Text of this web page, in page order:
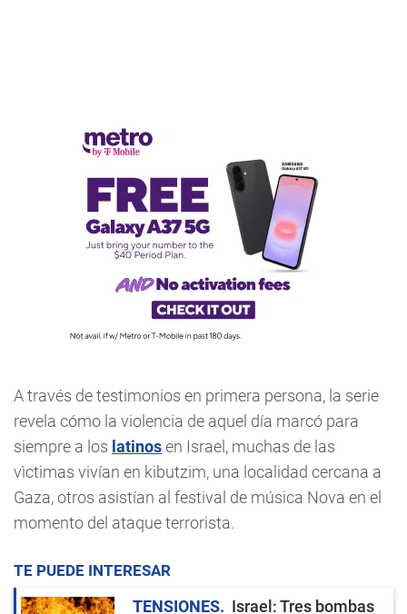
A través de testimonios en primera persona, la serie
revela cómo la violencia de aquel día marcó para
siempre a los latinosen Israel, muchas de las
vìctimas vivían en kibutzim, una localidad cercana a
Gaza, otros asistían al festival de música Nova en el
momento del ataque terrorista.
TE PUEDE INTERESAR
TENSIONES Israel: Tres bombas